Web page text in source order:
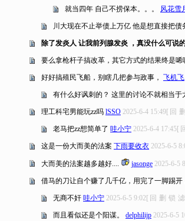
就当四年 自己不捞保本。。。 风花雪
川大现在不止举债上万亿 他是想直接把
除了发炎人 让我前列腺发炎 ，真没什么可说
要么拿枪杆子搞改革，其它方式的结果终是唏
好好搞殖民飞船，别瞎几把参与政事， 飞机飞
有什么好讽刺的？ 这里的讨论不就相当于
理工科宅男能玩zz吗 lSSO 2025-6-4 15:49[ 回 删
老马把zz想简单了 哇小宁 2025-6-4 17:45[ 回
这是一份大而美的法案 下雨要收衣 2025-6-5
大而美的法案越多越好.... jasonge 2025-6-5
借马的刀让自个赚了几千亿，用完了一脚踢
无商不奸 哇小宁 2025-6-5 9:02 [ 回 删 锁 滤
而且看似还是个阳谋。 delphilijp 2025-6-5